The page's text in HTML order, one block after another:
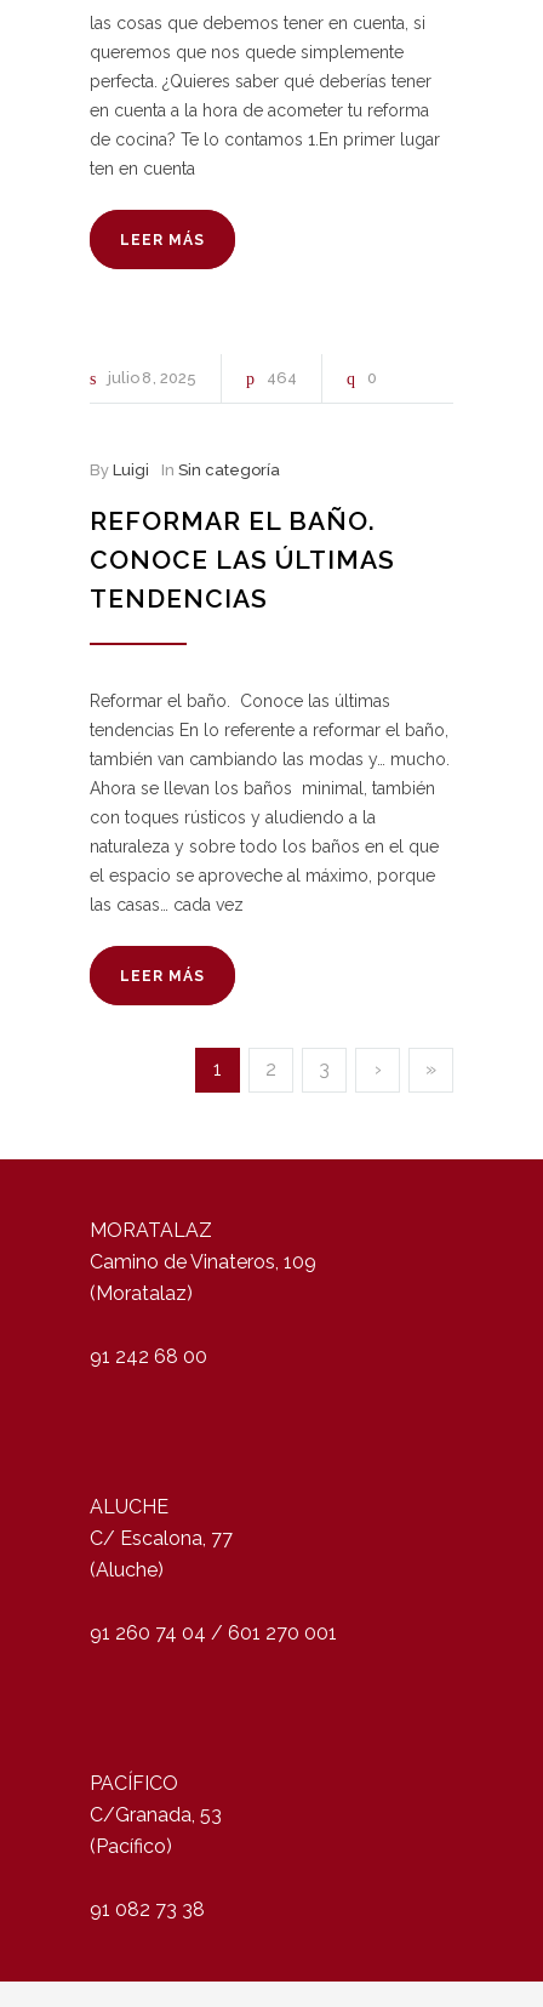
las cosas que debemos tener en cuenta, si
queremos que nos quede simplemente
perfecta. ¿Quieres saber qué deberías tener
en cuenta a la hora de acometer tu reforma
de cocina? Te lo contamos 1.En primer lugar
ten en cuenta
LEER MÁS
julio 8 2025 464 0
By Luigi In Sin categoría
REFORMAR EL BAÑO.
CONOCE LAS ÚLTIMAS
TENDENCIAS
Reformar el baño. Conoce las últimas
tendencias En lo referente a reformar el baño,
también van cambiando las modas y… mucho.
Ahora se llevan los baños minimal, también
con toques rústicos y aludiendo a la
naturaleza y sobre todo los baños en el que
el espacio se aproveche al máximo, porque
las casas… cada vez
LEER MÁS
1 2 3 › »
MORATALAZ
Camino de Vinateros, 109
(Moratalaz)
91 242 68 00
ALUCHE
C/ Escalona, 77
(Aluche)
91 260 74 04 / 601 270 001
PACÍFICO
C/Granada, 53
(Pacífico)
91 082 73 38